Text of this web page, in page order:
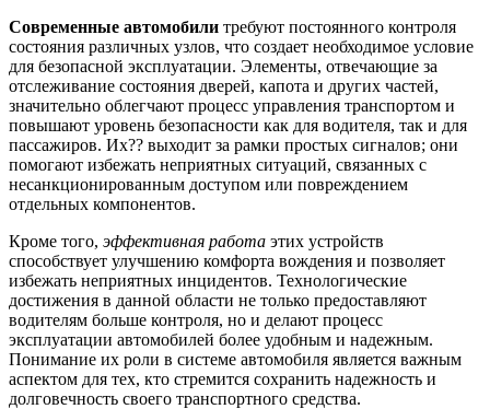
Современные автомобили требуют постоянного контроля
состояния различных узлов, что создает необходимое условие
для безопасной эксплуатации. Элементы, отвечающие за
отслеживание состояния дверей, капота и других частей,
значительно облегчают процесс управления транспортом и
повышают уровень безопасности как для водителя, так и для
пассажиров. Их?? выходит за рамки простых сигналов; они
помогают избежать неприятных ситуаций, связанных с
несанкционированным доступом или повреждением
отдельных компонентов.
Кроме того, эффективная работа этих устройств
способствует улучшению комфорта вождения и позволяет
избежать неприятных инцидентов. Технологические
достижения в данной области не только предоставляют
водителям больше контроля, но и делают процесс
эксплуатации автомобилей более удобным и надежным.
Понимание их роли в системе автомобиля является важным
аспектом для тех, кто стремится сохранить надежность и
долговечность своего транспортного средства.